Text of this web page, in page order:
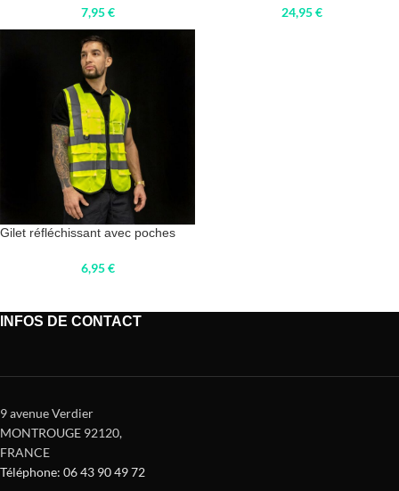
7,95€ 24,95€
Gilet réfléchissant avec poches
6,95€
INFOS DE CONTACT
9 avenue Verdier
MONTROUGE 92120,
FRANCE
Téléphone: 06 43 90 49 72